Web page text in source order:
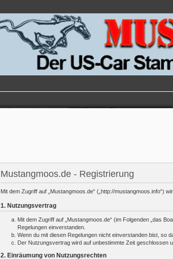
Mustangmoos.de - Registrierung
Mit dem Zugriff auf „Mustangmoos.de“ („http://mustangmoos.info“)
1. Nutzungsvertrag
Mit dem Zugriff auf „Mustangmoos.de“ (im Folgenden „das
Regelungen einverstanden.
Wenn du mit diesen Regelungen nicht einverstanden bist, so
Der Nutzungsvertrag wird auf unbestimmte Zeit geschlossen
2. Einräumung von Nutzungsrechten